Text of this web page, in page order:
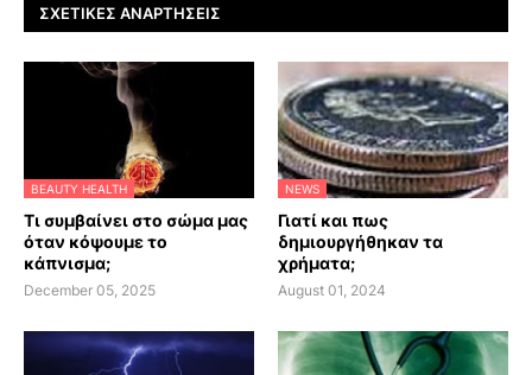
ΣΧΕΤΙΚΈΣ ΑΝΑΡΤΉΣΕΙΣ
BEAUTY HEALTH
Τι συμβαίνει στο σώμα μας
όταν κόψουμε το
κάπνισμα;
December 05, 2025
NEWS
Γιατί και πως
δημιουργήθηκαν τα
χρήματα;
August 01, 2024